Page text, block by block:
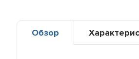
Обзор